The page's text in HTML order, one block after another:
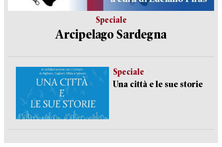
Speciale
Arcipelago Sardegna
Speciale
Una città e le sue storie